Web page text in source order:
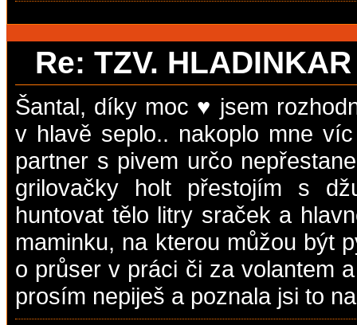
Re: TZV.
Šantal, díky moc ♥ jsem
v hlavě seplo.. nakoplo mne
partner s pivem určo
grilovačky holt přestojím s
huntovat tělo litry sraček a
maminku, na kterou můžou být
o průser v práci či za volantem
prosím nepiješ a poznala jsi to